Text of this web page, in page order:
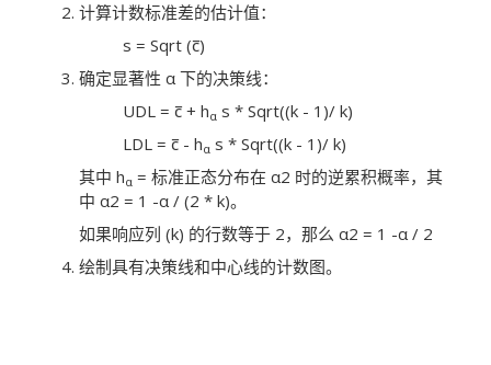
计算计数标准差的估计值：
s = Sqrt (c̅)
确定显著性 α 下的决策线：
UDL = c̅ + hα s * Sqrt((k - 1)/ k)
LDL = c̅ - hα s * Sqrt((k - 1)/ k)
其中 hα = 标准正态分布在 α2 时的逆累积概率，其
中 α2 = 1 -α / (2 * k)。
如果响应列 (k) 的行数等于 2，那么 α2 = 1 -α / 2
绘制具有决策线和中心线的计数图。